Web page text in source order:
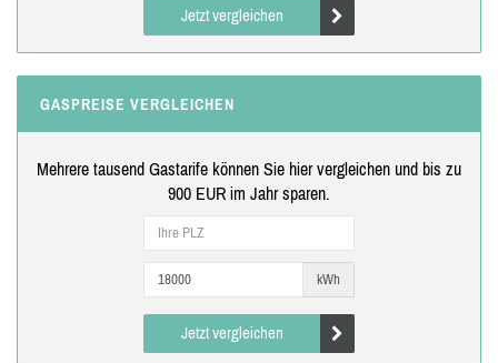
Jetzt vergleichen
GASPREISE VERGLEICHEN
Mehrere tausend Gastarife können Sie hier vergleichen und bis zu
900 EUR im Jahr sparen.
kWh
Jetzt vergleichen